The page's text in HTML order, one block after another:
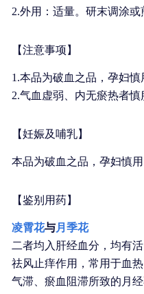
2.外用：适量。研末调涂
【注意事项】
1.本品为破血之品，孕妇慎
2.气血虚弱、内无瘀热者慎
【妊娠及哺乳】
本品为破血之品，孕妇慎
【鉴别用药】
凌霄花与月季花
二者均入肝经血分，均有
祛风止痒作用，常用于血
气滞、瘀血阻滞所致的月